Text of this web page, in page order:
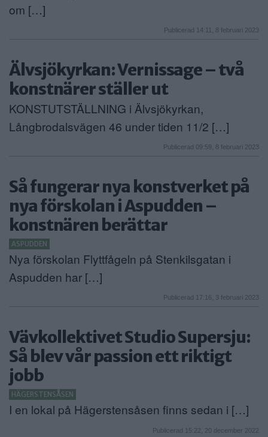
om […]
Publicerad 14:11, 8 februari 2023
Älvsjökyrkan: Vernissage – två
konstnärer ställer ut
KONSTUTSTÄLLNING i Älvsjökyrkan,
Långbrodalsvägen 46 under tiden 11/2 […]
Publicerad 09:59, 8 februari 2023
Så fungerar nya konstverket på
nya förskolan i Aspudden –
konstnären berättar
ASPUDDEN
Nya förskolan Flyttfågeln på Stenkilsgatan i
Aspudden har […]
Publicerad 17:16, 3 februari 2023
Vävkollektivet Studio Supersju:
Så blev vår passion ett riktigt
jobb
HÄGERSTENSÅSEN
I en lokal på Hägerstensåsen finns sedan i […]
Publicerad 15:22, 20 december 2022